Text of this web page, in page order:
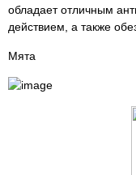
обладает отличным
действием, а также
Мята